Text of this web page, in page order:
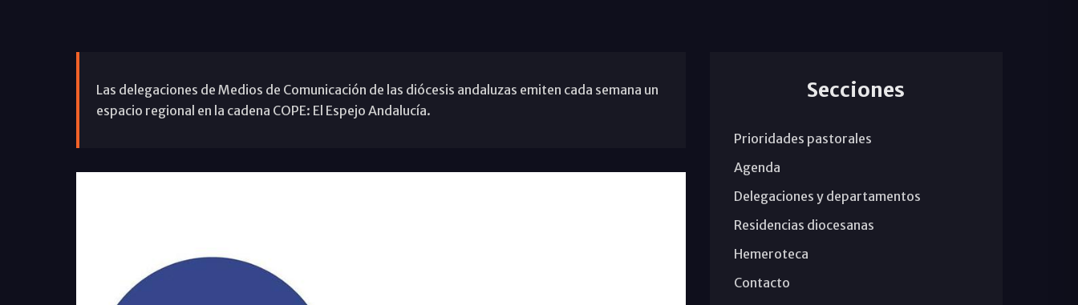
Las delegaciones de Medios de Comunicación de las diócesis andaluzas emiten cada semana un
espacio regional en la cadena COPE: El Espejo Andalucía.
Secciones
Prioridades pastorales
Agenda
Delegaciones y departamentos
Residencias diocesanas
Hemeroteca
Contacto